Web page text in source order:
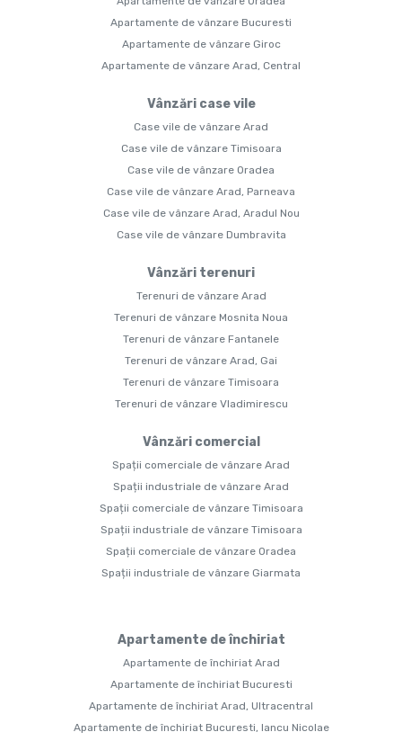
Apartamente de vânzare Bucuresti
Apartamente de vânzare Giroc
Apartamente de vânzare Arad, Central
Vânzări case vile
Case vile de vânzare Arad
Case vile de vânzare Timisoara
Case vile de vânzare Oradea
Case vile de vânzare Arad, Parneava
Case vile de vânzare Arad, Aradul Nou
Case vile de vânzare Dumbravita
Vânzări terenuri
Terenuri de vânzare Arad
Terenuri de vânzare Mosnita Noua
Terenuri de vânzare Fantanele
Terenuri de vânzare Arad, Gai
Terenuri de vânzare Timisoara
Terenuri de vânzare Vladimirescu
Vânzări comercial
Spații comerciale de vânzare Arad
Spații industriale de vânzare Arad
Spații comerciale de vânzare Timisoara
Spații industriale de vânzare Timisoara
Spații comerciale de vânzare Oradea
Spații industriale de vânzare Giarmata
Apartamente de închiriat
Apartamente de închiriat Arad
Apartamente de închiriat Bucuresti
Apartamente de închiriat Arad, Ultracentral
Apartamente de închiriat Bucuresti, Iancu Nicolae